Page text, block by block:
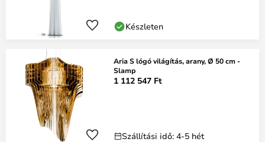
Készleten
Aria S lógó világítás, arany, Ø 50 cm -
Slamp
1 112 547 Ft
Szállítási idő: 4-5 hét